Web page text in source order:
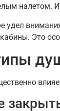
налетом.
удел
Это